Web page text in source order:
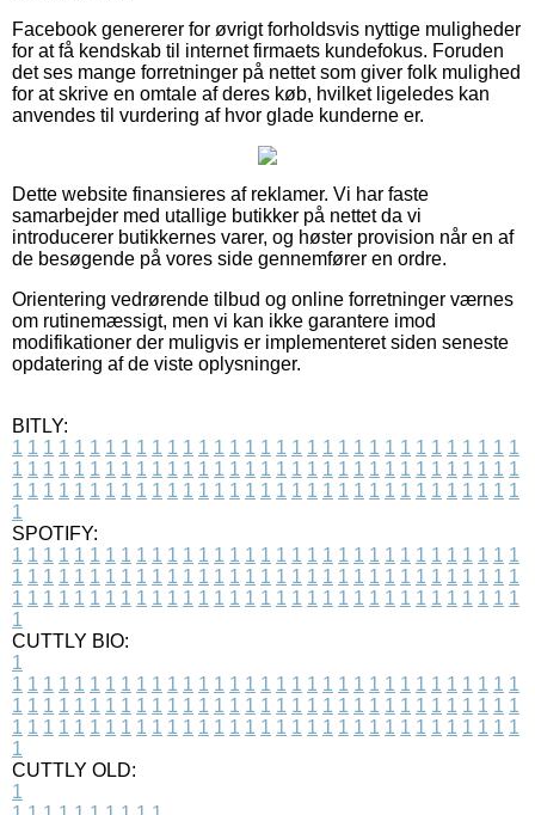
Facebook genererer for øvrigt forholdsvis nyttige muligheder
for at få kendskab til internet firmaets kundefokus. Foruden
det ses mange forretninger på nettet som giver folk mulighed
for at skrive en omtale af deres køb, hvilket ligeledes kan
anvendes til vurdering af hvor glade kunderne er.
Dette website finansieres af reklamer. Vi har faste
samarbejder med utallige butikker på nettet da vi
introducerer butikkernes varer, og høster provision når en af
de besøgende på vores side gennemfører en ordre.
Orientering vedrørende tilbud og online forretninger værnes
om rutinemæssigt, men vi kan ikke garantere imod
modifikationer der muligvis er implementeret siden seneste
opdatering af de viste oplysninger.
BITLY:
1 1 1 1 1 1 1 1 1 1 1 1 1 1 1 1 1 1 1 1 1 1 1 1 1 1 1 1 1 1 1 1 1
1 1 1 1 1 1 1 1 1 1 1 1 1 1 1 1 1 1 1 1 1 1 1 1 1 1 1 1 1 1 1 1 1
1 1 1 1 1 1 1 1 1 1 1 1 1 1 1 1 1 1 1 1 1 1 1 1 1 1 1 1 1 1 1 1 1
1
SPOTIFY:
1 1 1 1 1 1 1 1 1 1 1 1 1 1 1 1 1 1 1 1 1 1 1 1 1 1 1 1 1 1 1 1 1
1 1 1 1 1 1 1 1 1 1 1 1 1 1 1 1 1 1 1 1 1 1 1 1 1 1 1 1 1 1 1 1 1
1 1 1 1 1 1 1 1 1 1 1 1 1 1 1 1 1 1 1 1 1 1 1 1 1 1 1 1 1 1 1 1 1
1
CUTTLY BIO:
1
1 1 1 1 1 1 1 1 1 1 1 1 1 1 1 1 1 1 1 1 1 1 1 1 1 1 1 1 1 1 1 1 1
1 1 1 1 1 1 1 1 1 1 1 1 1 1 1 1 1 1 1 1 1 1 1 1 1 1 1 1 1 1 1 1 1
1 1 1 1 1 1 1 1 1 1 1 1 1 1 1 1 1 1 1 1 1 1 1 1 1 1 1 1 1 1 1 1 1
1
CUTTLY OLD:
1